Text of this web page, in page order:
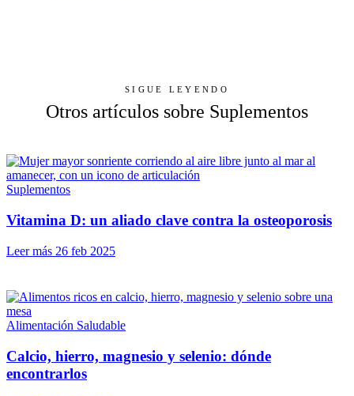
SIGUE LEYENDO
Otros artículos sobre Suplementos
Suplementos
Vitamina D: un aliado clave contra la osteoporosis
Leer más 26 feb 2025
Alimentación Saludable
Calcio, hierro, magnesio y selenio: dónde
encontrarlos